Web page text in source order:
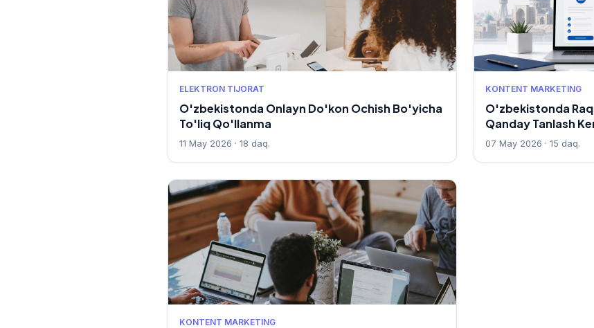
ELEKTRON TIJORAT
O'zbekistonda Onlayn Do'kon Ochish Bo'yicha
To'liq Qo'llanma
11 May 2026 · 18 daq.
KONTENT MARKETING
O'zbekistonda
Qanday Tanlash
07 May 2026 · 15 daq.
KONTENT MARKETING